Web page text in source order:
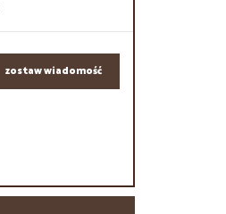
zostaw wiadomość